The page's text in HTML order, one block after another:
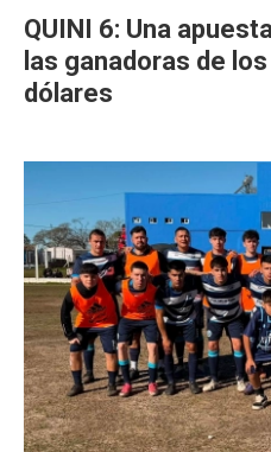
QUINI 6: Una
las ganadoras de
dólares